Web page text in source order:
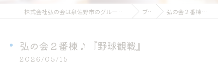
株式会社弘の会は泉佐野市のグループホームで働ける介護スタッフ求人 ブログ 弘の会２番棟♪『野球観戦』
弘の会２番棟♪『野球観戦』
2026/05/15